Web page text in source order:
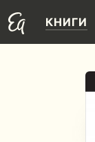
КНИГИ